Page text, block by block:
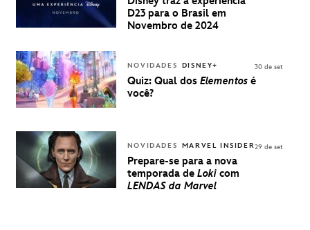
BRASIL -
UMA
DISNEY
D23 para o Brasil em
Novembro de 2024
NOVIDADES DISNEY+
Quiz: Qual dos Elementos é
você?
30 de set
NOVIDADES MARVEL INSIDER
Prepare-se para a nova
temporada de Loki com
LENDAS da Marvel
29 de set